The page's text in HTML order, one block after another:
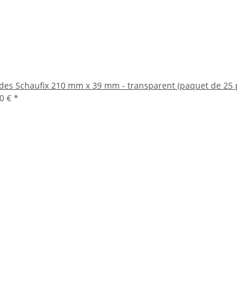
Schaufix 210 mm x 39 mm - transparent (paquet de 25
€ *